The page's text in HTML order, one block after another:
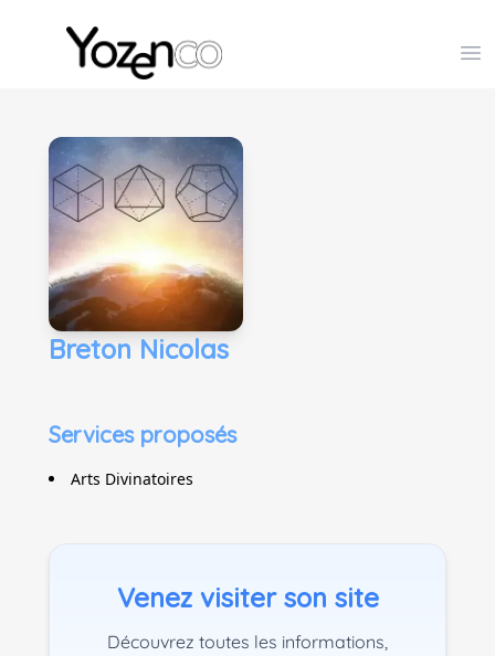
Yozenco - Organisateur de Salons, Evénements et
Breton Nicolas
Services proposés
Arts Divinatoires
Venez visiter son site
Découvrez toutes les informations,